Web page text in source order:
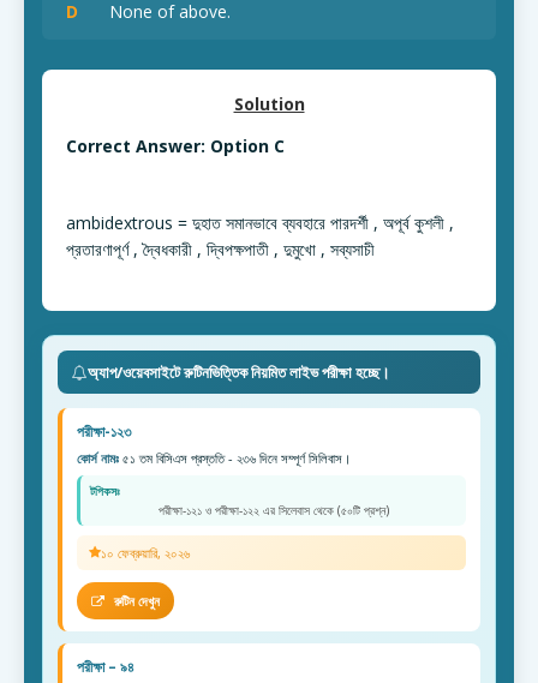
D None of above.
Solution
Correct Answer: Option C
ambidextrous = দুহাত সমানভাবে ব্যবহারে পারদর্শী , অপূর্ব কুশলী ,
প্রতারণাপূর্ণ , দ্বৈধকারী , দ্বিপক্ষপাতী , দুমুখো , সব্যসাচী
অ্যাপ/ওয়েবসাইটে রুটিনভিত্তিক নিয়মিত লাইভ পরীক্ষা হচ্ছে।
পরীক্ষা-১২৩
কোর্স নামঃ ৫১ তম বিসিএস প্রস্ততি - ২৩৬ দিনে সম্পূর্ণ সিলিবাস।
টপিকসঃ
পরীক্ষা-১২১ ও পরীক্ষা-১২২ এর সিলেবাস থেকে (৫০টি প্রশ্ন)
১০ ফেব্রুয়ারি, ২০২৬
রুটিন দেখুন
পরীক্ষা – ৯৪